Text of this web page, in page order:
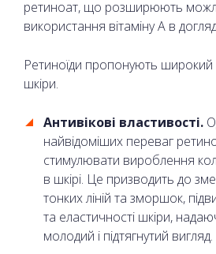
ретиноат, що розширюють
використання вітаміну А в
Ретиноїди пропонують широкий
шкіри.
Антивікові властивості.
найвідоміших переваг
стимулювати вироблення
в шкірі. Це призводить до
тонких ліній та зморшок,
та еластичності шкіри,
молодий і підтягнутий вигляд.